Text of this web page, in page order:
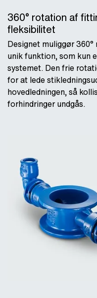
360° rotation af
fleksibilitet
Designet muliggør
unik funktion, som kun
systemet. Den frie
for at lede
hovedledningen, så
forhindringer undgås.